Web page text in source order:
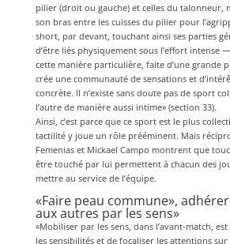
pilier (droit ou gauche) et celles du talonneur,
son bras entre les cuisses du pilier pour
short, par devant, touchant ainsi ses parties
d’être liés physiquement sous l’effort intense
cette manière particulière, faite d’une grande
crée une communauté de sensations et
concrète. Il n’existe sans doute pas de sport
l’autre de manière aussi intime» (section 33).
Ainsi, c’est parce que ce sport est le plus
tactilité y joue un rôle prééminent. Mais
Femenias et Mickael Campo montrent que
être touché par lui permettent à chacun des
mettre au service de l’équipe.
«Faire peau commune»,
aux autres par les sens»
«Mobiliser par les sens, dans l’avant-match,
les sensibilités et de focaliser les attentions sur